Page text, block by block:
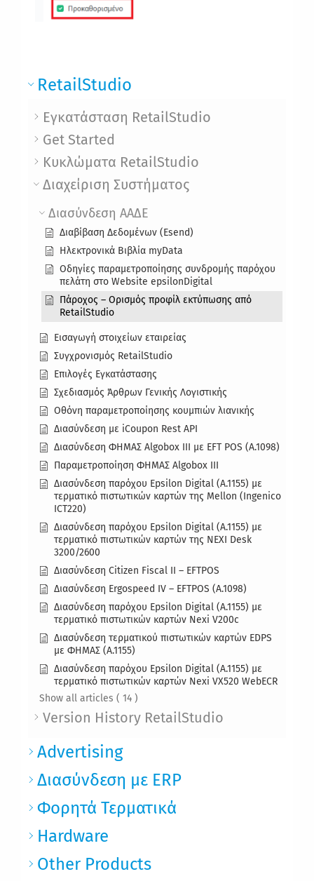
RetailStudio
Εγκατάσταση RetailStudio
Get Started
Κυκλώματα RetailStudio
Διαχείριση Συστήματος
Διασύνδεση ΑΑΔΕ
Διαβίβαση Δεδομένων (Esend)
Ηλεκτρονικά Βιβλία myData
Οδηγίες παραμετροποίησης συνδρομής παρόχου
πελάτη στο Website epsilonDigital
Πάροχος – Ορισμός προφίλ εκτύπωσης από
RetailStudio
Εισαγωγή στοιχείων εταιρείας
Συγχρονισμός RetailStudio
Επιλογές Εγκατάστασης
Σχεδιασμός Άρθρων Γενικής Λογιστικής
Οθόνη παραμετροποίησης κουμπιών λιανικής
Διασύνδεση με iCoupon Rest API
Διασύνδεση ΦΗΜΑΣ Algobox III με EFT POS (Α.1098)
Παραμετροποίηση ΦΗΜΑΣ Algobox III
Διασύνδεση παρόχου Epsilon Digital (A.1155) με
τερματικό πιστωτικών καρτών της Mellon (Ingenico
ICT220)
Διασύνδεση παρόχου Epsilon Digital (A.1155) με
τερματικό πιστωτικών καρτών της NEXI Desk
3200/2600
Διασύνδεση Citizen Fiscal II – EFTPOS
Διασύνδεση Ergospeed IV – EFTPOS (A.1098)
Διασύνδεση παρόχου Epsilon Digital (Α.1155) με
τερματικό πιστωτικών καρτών Nexi V200c
Διασύνδεση τερματικού πιστωτικών καρτών EDPS
με ΦΗΜΑΣ (Α.1155)
Διασύνδεση παρόχου Epsilon Digital (Α.1155) με
τερματικό πιστωτικών καρτών Nexi VX520 WebECR
Show all articles ( 14 )
Version History RetailStudio
Advertising
Διασύνδεση με ERP
Φορητά Τερματικά
Hardware
Other Products